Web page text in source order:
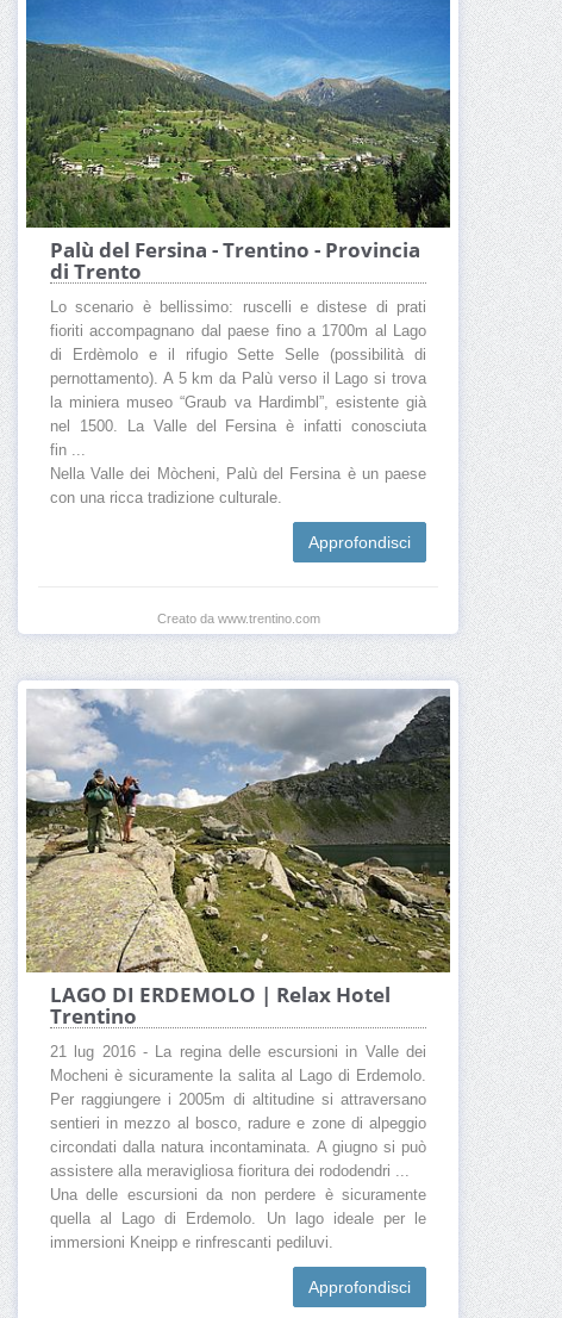
Palù del Fersina - Trentino - Provincia
di Trento
Lo scenario è bellissimo: ruscelli e distese di prati
fioriti accompagnano dal paese fino a 1700m al Lago
di Erdèmolo e il rifugio Sette Selle (possibilità di
pernottamento). A 5 km da Palù verso il Lago si trova
la miniera museo “Graub va Hardimbl”, esistente già
nel 1500. La Valle del Fersina è infatti conosciuta
fin ...
Nella Valle dei Mòcheni, Palù del Fersina è un paese
con una ricca tradizione culturale.
Approfondisci
Creato da www.trentino.com
LAGO DI ERDEMOLO | Relax Hotel
Trentino
21 lug 2016 - La regina delle escursioni in Valle dei
Mocheni è sicuramente la salita al Lago di Erdemolo.
Per raggiungere i 2005m di altitudine si attraversano
sentieri in mezzo al bosco, radure e zone di alpeggio
circondati dalla natura incontaminata. A giugno si può
assistere alla meravigliosa fioritura dei rododendri ...
Una delle escursioni da non perdere è sicuramente
quella al Lago di Erdemolo. Un lago ideale per le
immersioni Kneipp e rinfrescanti pediluvi.
Approfondisci